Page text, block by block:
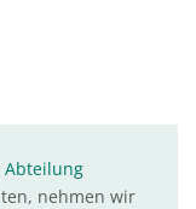
Abteilung
nehmen wir